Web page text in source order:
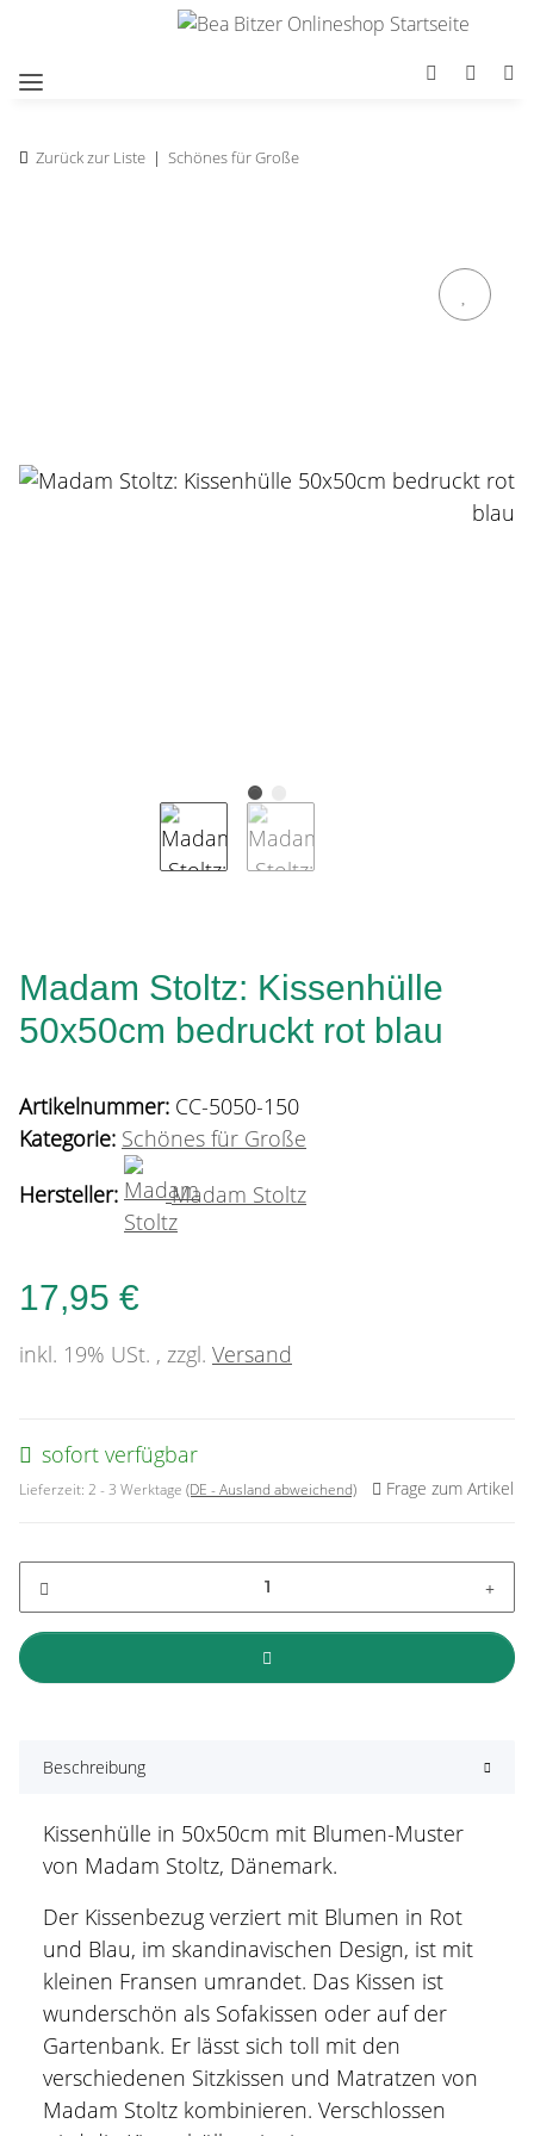
Zurück zur Liste Schönes für Große
Madam Stoltz: Kissenhülle
50x50cm bedruckt rot blau
Artikelnummer: CC-5050-150
Kategorie: Schönes für Große
Hersteller:
Madam Stoltz
17,95 €
inkl. 19% USt. , zzgl. Versand
sofort verfügbar
Lieferzeit: 2 - 3 Werktage (DE - Ausland abweichend) Frage zum Artikel
Beschreibung
Kissenhülle in 50x50cm mit Blumen-Muster
von Madam Stoltz, Dänemark.
Der Kissenbezug verziert mit Blumen in Rot
und Blau, im skandinavischen Design, ist mit
kleinen Fransen umrandet. Das Kissen ist
wunderschön als Sofakissen oder auf der
Gartenbank. Er lässt sich toll mit den
verschiedenen Sitzkissen und Matratzen von
Madam Stoltz kombinieren. Verschlossen